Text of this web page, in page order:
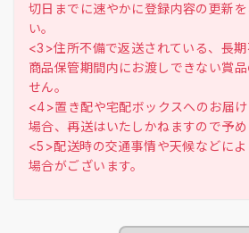
切日までに速やかに登録内容の更新
い。
<3>住所不備で返送されている、長
商品保管期間内にお渡しできない賞
せん。
<4>置き配や宅配ボックスへのお届
場合、再送はいたしかねますので予め
<5>配送時の交通事情や天候などに